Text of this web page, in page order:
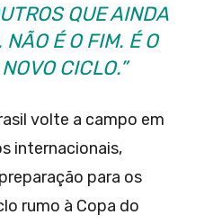
QUE AINDA
É O FIM. É O
CICLO.”
volte a campo em
internacionais,
para os
rumo à Copa do